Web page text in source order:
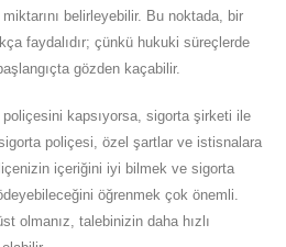
belirleyebilir. Bu noktada, bir
faydalıdır; çünkü hukuki süreçlerde
gözden kaçabilir.
poliçesini kapsıyorsa, sigorta şirketi ile
poliçesi, özel şartlar ve istisnalara
içeriğini iyi bilmek ve sigorta
öğrenmek çok önemli.
olmanız, talebinizin daha hızlı